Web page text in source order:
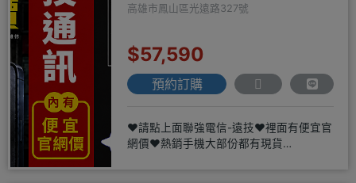
高雄市鳳山區光遠路327號
$57,590
預約訂購
❤️請點上面聯強電信-遠技❤️裡面有便宜官
網價❤️熱銷手機大部份都有現貨